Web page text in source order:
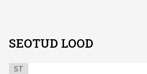
SEOTUD LOOD
ST